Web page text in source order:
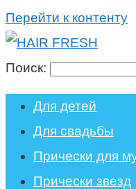
Перейти к контенту
Поиск:
Для детей
Для свадьбы
Прически для
Прически звезд